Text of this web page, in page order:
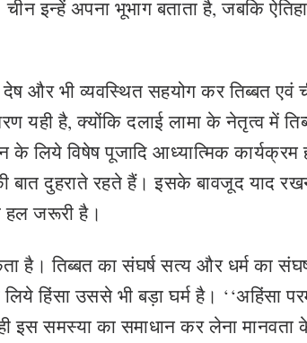
इन्हें अपना भूभाग बताता है, जबकि
देष और भी व्यवस्थित सहयोग कर तिब्बत एवं
यही है, क्योंकि दलाई लामा के नेतृत्व में
के लिये विषेष पूजादि आध्यात्मिक कार्यक्रम
दुहराते रहते हैं। इसके बावजूद याद
हल जरूरी है।
है। तिब्बत का संघर्ष सत्य और धर्म का
हिंसा उससे भी बड़ा घर्म है। ‘‘अहिंसा
इस समस्या का समाधान कर लेना मानवता